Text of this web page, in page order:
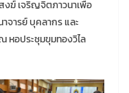
งฆ์ เจริญจิตภาวนาเพื่อ
จารย์ บุคลากร และ
หอประชุมขุมทองวิไล